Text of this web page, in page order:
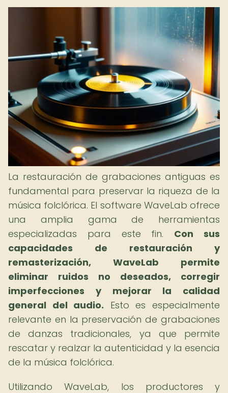
La restauración de grabaciones antiguas es
fundamental para preservar la riqueza de la
música folclórica. El software WaveLab ofrece
una amplia gama de herramientas
especializadas para este fin. Con sus
capacidades de restauración y
remasterización, WaveLab permite
eliminar ruidos no deseados, corregir
imperfecciones y mejorar la calidad
general del audio. Esto es especialmente
relevante en la preservación de grabaciones
de danzas tradicionales, ya que permite
rescatar y realzar la autenticidad y la esencia
de la música folclórica.
Utilizando WaveLab, los productores y